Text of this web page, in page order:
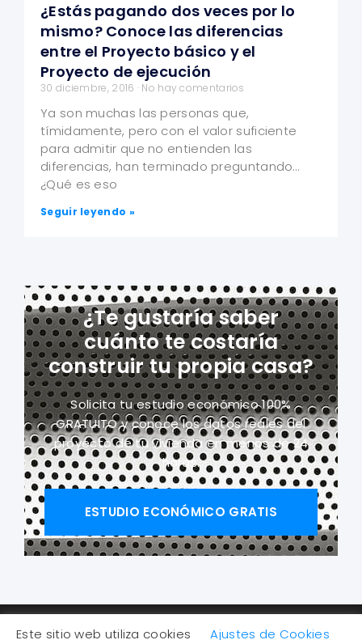
¿Estás pagando dos veces por lo
mismo? Conoce las diferencias
entre el Proyecto básico y el
Proyecto de ejecución
30 diciembre, 2016 No hay comentarios
Ya son muchas las personas que,
tímidamente, pero con el valor suficiente
para admitir que no entienden las
diferencias, han terminado preguntando…
¿Qué es eso
Seguir leyendo »
¿Te gustaría saber
cuánto te costaría
construir tu propia casa?
Solicita tu estudio económico 100%
GRATUITO y conoce los datos reales del
proyectode tu vivienda en menos de 24
horas.
ESTUDIO ECONÓMICO GRATIS
Copyright 2026 © AM ARKS ATELIER 21
Este sitio web utiliza cookies Ajustes de Cookies